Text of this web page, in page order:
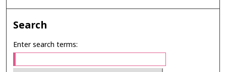
Search
Enter search terms: